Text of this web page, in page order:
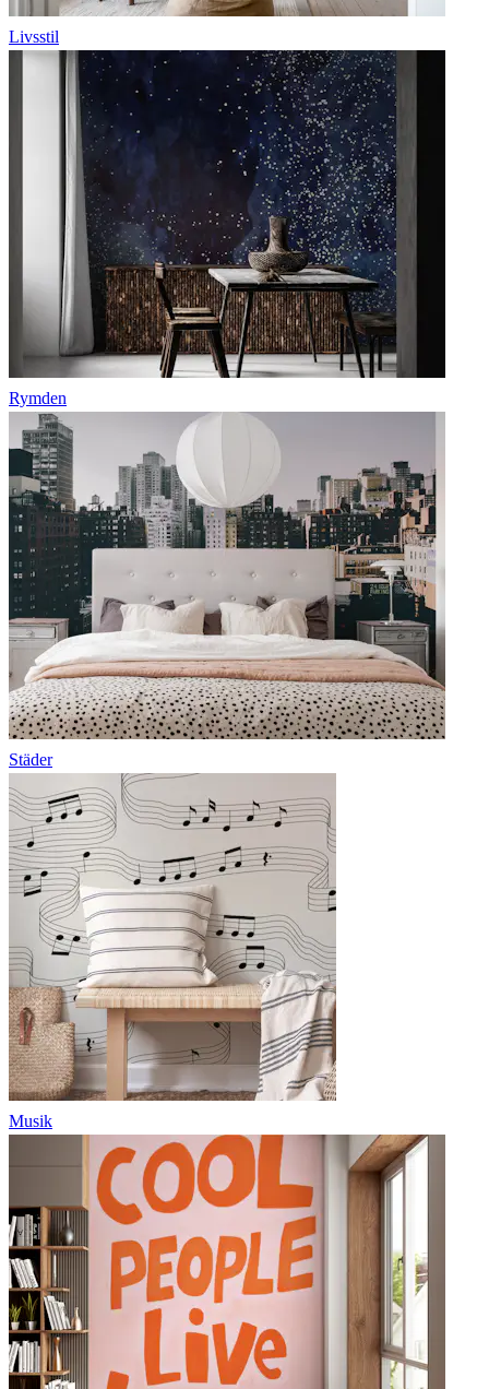
Livsstil
Rymden
Städer
Musik